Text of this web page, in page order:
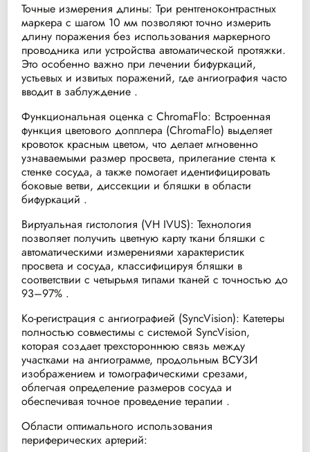
Точные измерения длины: Три рентгеноконтрастных
маркера с шагом 10 мм позволяют точно измерить
длину поражения без использования маркерного
проводника или устройства автоматической протяжки.
Это особенно важно при лечении бифуркаций,
устьевых и извитых поражений, где ангиография часто
вводит в заблуждение .
Функциональная оценка с ChromaFlo: Встроенная
функция цветового допплера (ChromaFlo) выделяет
кровоток красным цветом, что делает мгновенно
узнаваемыми размер просвета, прилегание стента к
стенке сосуда, а также помогает идентифицировать
боковые ветви, диссекции и бляшки в области
бифуркаций .
Виртуальная гистология (VH IVUS): Технология
позволяет получить цветную карту ткани бляшки с
автоматическими измерениями характеристик
просвета и сосуда, классифицируя бляшки в
соответствии с четырьмя типами тканей с точностью до
93–97% .
Ко-регистрация с ангиографией (SyncVision): Катетеры
полностью совместимы с системой SyncVision,
которая создает трехстороннюю связь между
участками на ангиограмме, продольным ВСУЗИ
изображением и томографическими срезами,
облегчая определение размеров сосуда и
обеспечивая точное проведение терапии .
Области оптимального использования
периферических артерий: